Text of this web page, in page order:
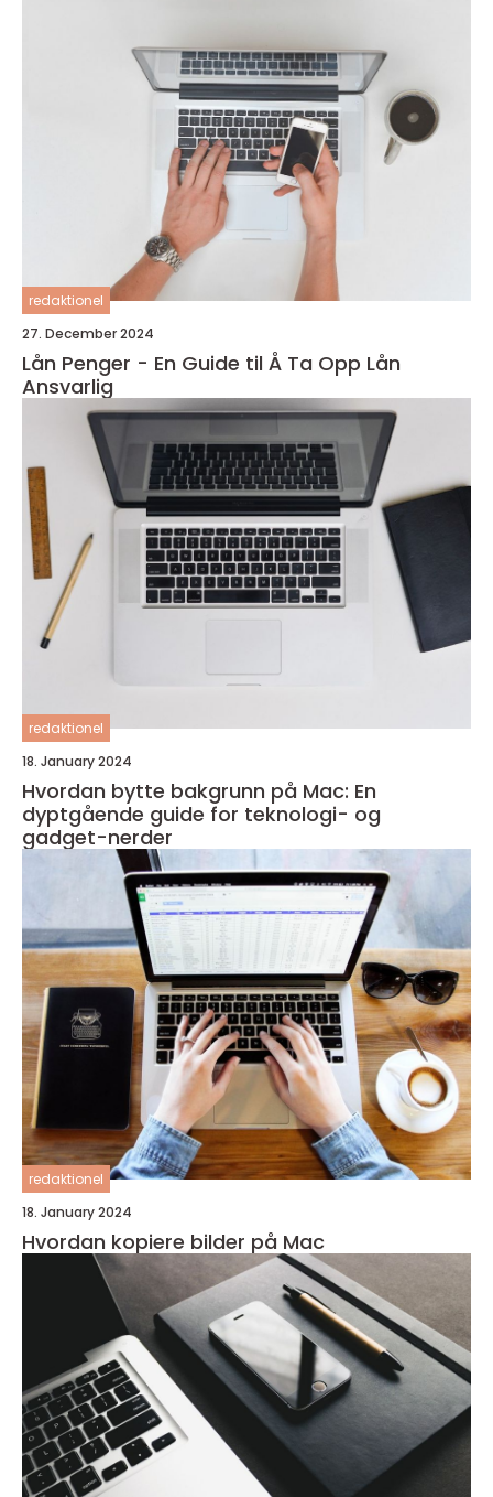
redaktionel
27. December 2024
Lån Penger - En Guide til Å Ta Opp Lån
Ansvarlig
redaktionel
18. January 2024
Hvordan bytte bakgrunn på Mac: En
dyptgående guide for teknologi- og
gadget-nerder
redaktionel
18. January 2024
Hvordan kopiere bilder på Mac